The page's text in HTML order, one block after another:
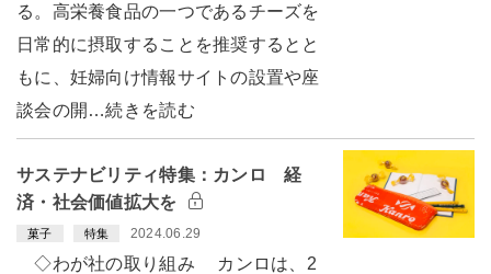
る。高栄養食品の一つであるチーズを
日常的に摂取することを推奨するとと
もに、妊婦向け情報サイトの設置や座
談会の開…続きを読む
サステナビリティ特集：カンロ 経
済・社会価値拡大を
菓子 特集 2024.06.29
◇わが社の取り組み カンロは、2